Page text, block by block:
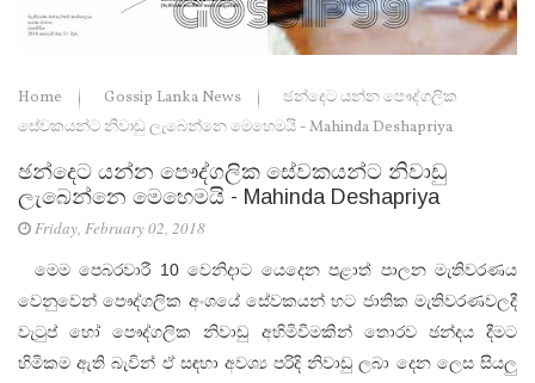
Home Gossip Lanka News
ඡන්දෙට යන්න පෞද්ගලික
සේවකයන්ට නිවාඩු ලැබෙන්නෙ මෙහෙමයි - Mahinda Deshapriya
ඡන්දෙට යන්න පෞද්ගලික සේවකයන්ට නිවාඩු
ලැබෙන්නෙ මෙහෙමයි - Mahinda Deshapriya
Friday, February 02, 2018
මෙම පෙබරවාරී 10 වෙනිදාට යෙදෙන පළාත් පාලන මැතිවරණය
වෙනුවෙන් පෞද්ගලික අංශයේ සේවකයන් හට ජාතික මැතිවරණවලදී
වැටුප් හෝ පෞද්ගලික නිවාඩු අහිමිවීමකින් තොරව ඡන්දය දීමට
හිමිකම ඇති බැවින් ඒ සඳහා අවශ්‍ය පරිදි නිවාඩු ලබා දෙන ලෙස සියලු